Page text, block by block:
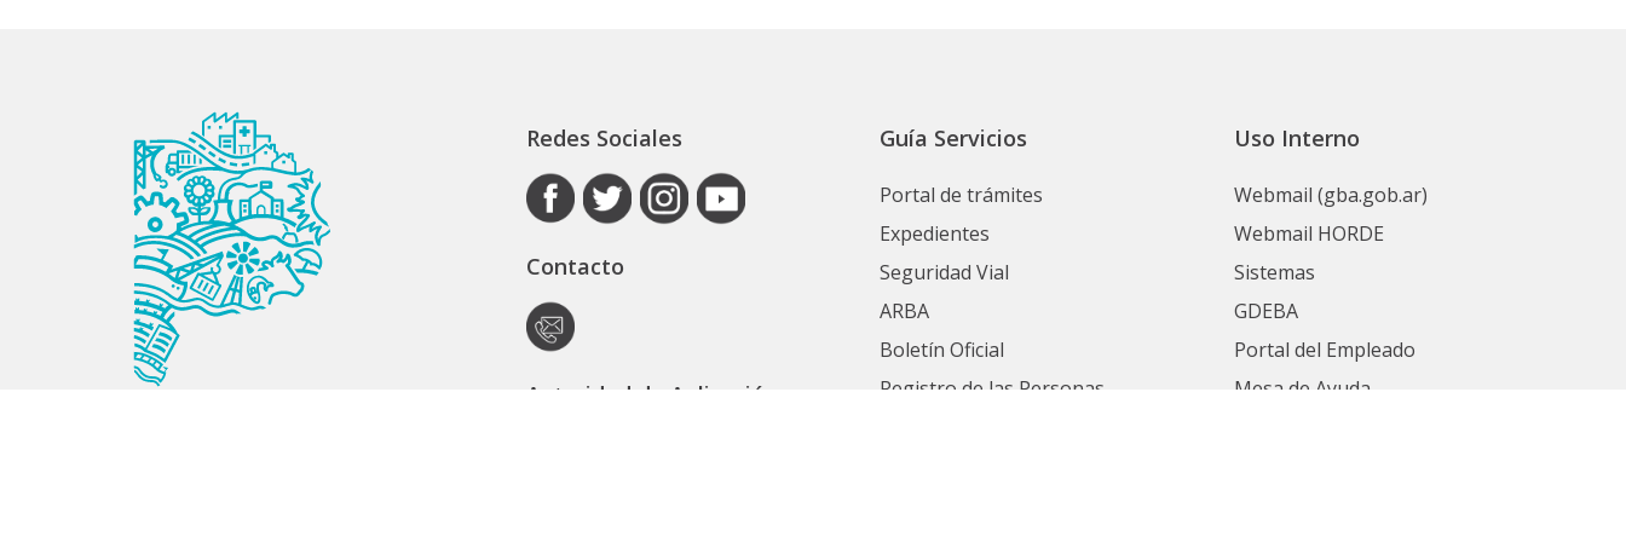
Redes Sociales
Contacto
Autoridad de Aplicación
Guía Servicios
Portal de trámites
Expedientes
Seguridad Vial
ARBA
Boletín Oficial
Registro de las Personas
Uso Interno
Webmail (gba.gob.ar)
Webmail HORDE
Sistemas
GDEBA
Portal del Empleado
Mesa de Ayuda